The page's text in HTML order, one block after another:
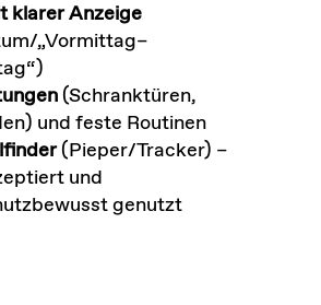
klarer Anzeige
„Vormittag–
(Schranktüren,
und feste Routinen
(Pieper/Tracker) –
und
genutzt